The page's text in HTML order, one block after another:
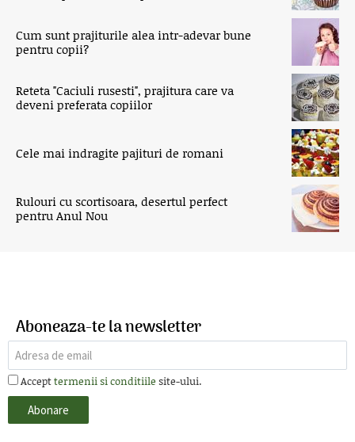
Cum sunt prajiturile alea intr-adevar bune
pentru copii?
Reteta "Caciuli rusesti", prajitura care va
deveni preferata copiilor
Cele mai indragite pajituri de romani
Rulouri cu scortisoara, desertul perfect
pentru Anul Nou
Aboneaza-te la newsletter
Accepttermenii si conditiile site-ului.